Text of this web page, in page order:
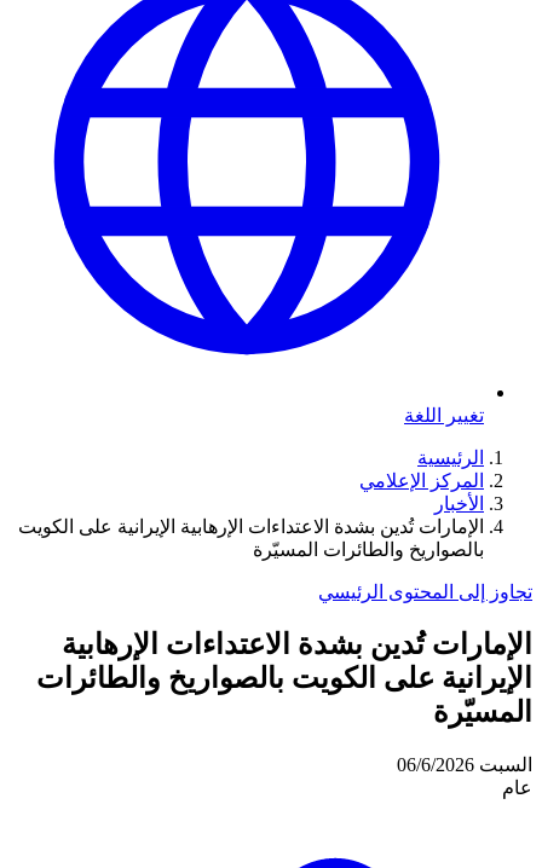
تغيير اللغة
الرئيسية
المركز الإعلامي
الأخبار
الإمارات تُدين بشدة الاعتداءات الإرهابية الإيرانية على الكويت
بالصواريخ والطائرات المسيّرة
تجاوز إلى المحتوى الرئيسي
الإمارات تُدين بشدة الاعتداءات الإرهابية
الإيرانية على الكويت بالصواريخ والطائرات
المسيّرة
السبت 06/6/2026
عام